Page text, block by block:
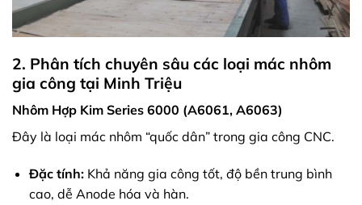
2. Phân tích chuyên sâu các loại mác nhôm
gia công tại Minh Triệu
Nhôm Hợp Kim Series 6000 (A6061, A6063)
Đây là loại mác nhôm “quốc dân” trong gia công CNC.
Đặc tính:Khả năng gia công tốt, độ bền trung bình
cao, dễ Anode hóa và hàn.